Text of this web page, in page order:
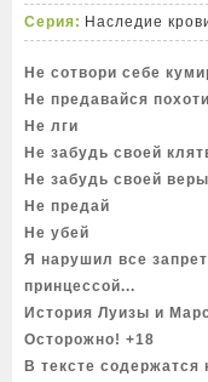
Серия: Наследие
Не сотвори себе
Не предавайся похоти
Не лги
Не забудь своей
Не забудь своей
Не предай
Не убей
Я нарушил все
принцессой...
История Луизы и
Осторожно! +18
В тексте содержатся